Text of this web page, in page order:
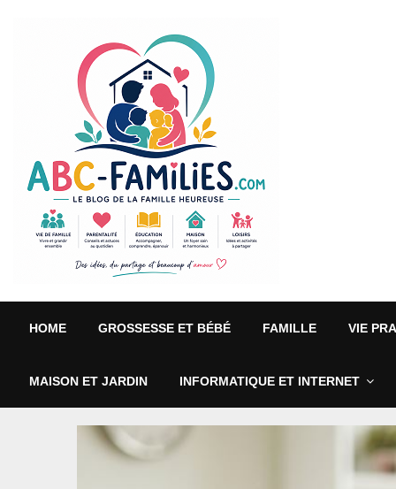
HOME GROSSESSE ET BÉBÉ FAMILLE VIE
MAISON ET JARDIN INFORMATIQUE ET INTERNET